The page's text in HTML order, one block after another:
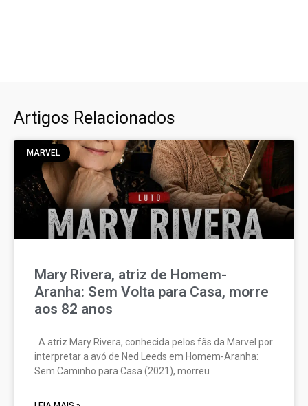
Artigos Relacionados
MARVEL
Mary Rivera, atriz de Homem-
Aranha: Sem Volta para Casa, morre
aos 82 anos
A atriz Mary Rivera, conhecida pelos fãs da Marvel por
interpretar a avó de Ned Leeds em Homem-Aranha:
Sem Caminho para Casa (2021), morreu